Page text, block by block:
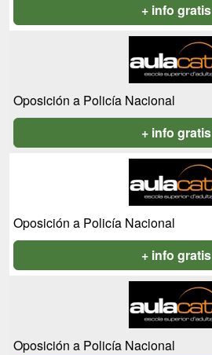
+ info gratis
Oposición a Policía Nacional
+ info gratis
Oposición a Policía Nacional
+ info gratis
Oposición a Policía Nacional